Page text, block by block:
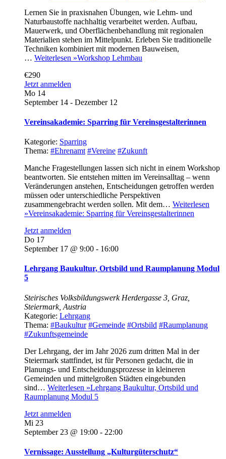
Lernen Sie in praxisnahen Übungen, wie Lehm- und
Naturbaustoffe nachhaltig verarbeitet werden. Aufbau,
Mauerwerk, und Oberflächenbehandlung mit regionalen
Materialien stehen im Mittelpunkt. Erleben Sie traditionelle
Techniken kombiniert mit modernen Bauweisen,
… Weiterlesen »Workshop Lehmbau
€290
Jetzt anmelden
Mo 14
September 14 - Dezember 12
Vereinsakademie: Sparring für Vereinsgestalterinnen
Kategorie: Sparring
Thema: #Ehrenamt #Vereine #Zukunft
Manche Fragestellungen lassen sich nicht in einem Workshop
beantworten. Sie entstehen mitten im Vereinsalltag – wenn
Veränderungen anstehen, Entscheidungen getroffen werden
müssen oder unterschiedliche Perspektiven
zusammengebracht werden sollen. Mit dem… Weiterlesen
»Vereinsakademie: Sparring für Vereinsgestalterinnen
Jetzt anmelden
Do 17
September 17 @ 9:00 - 16:00
Lehrgang Baukultur, Ortsbild und Raumplanung Modul
5
Steirisches Volksbildungswerk Herdergasse 3, Graz,
Steiermark, Austria
Kategorie: Lehrgang
Thema: #Baukultur #Gemeinde #Ortsbild #Raumplanung
#Zukunftsgemeinde
Der Lehrgang, der im Jahr 2026 zum dritten Mal in der
Steiermark stattfindet, ist für Personen gedacht, die in
Planungs- und Entscheidungsprozesse in kleineren
Gemeinden und mittelgroßen Städten eingebunden
sind… Weiterlesen »Lehrgang Baukultur, Ortsbild und
Raumplanung Modul 5
Jetzt anmelden
Mi 23
September 23 @ 19:00 - 22:00
Vernissage: Ausstellung „Kulturgüterschutz“